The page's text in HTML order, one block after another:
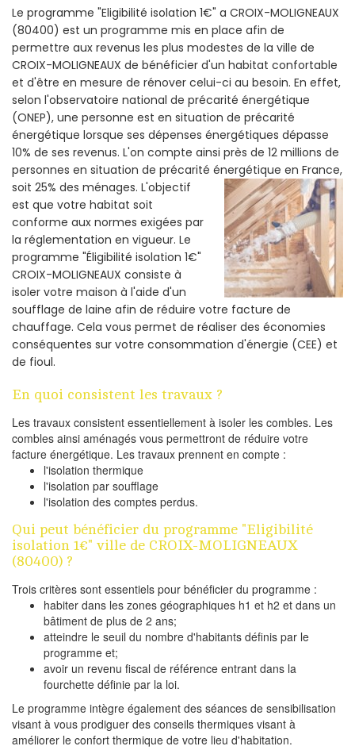
Le programme "Eligibilité isolation 1€" a CROIX-MOLIGNEAUX
(80400) est un programme mis en place afin de
permettre aux revenus les plus modestes de la ville de
CROIX-MOLIGNEAUX de bénéficier d'un habitat confortable
et d'être en mesure de rénover celui-ci au besoin. En effet,
selon l'observatoire national de précarité énergétique
(ONEP), une personne est en situation de précarité
énergétique lorsque ses dépenses énergétiques dépasse
10% de ses revenus. L'on compte ainsi près de 12 millions de
personnes en situation de précarité énergétique en France,
soit 25% des ménages. L'objectif
est que votre habitat soit
conforme aux normes exigées par
la réglementation en vigueur. Le
programme "Éligibilité isolation 1€"
CROIX-MOLIGNEAUX consiste à
isoler votre maison à l'aide d'un
soufflage de laine afin de réduire votre facture de
chauffage. Cela vous permet de réaliser des économies
conséquentes sur votre consommation d'énergie (CEE) et
de fioul.
En quoi consistent les travaux ?
Les travaux consistent essentiellement à isoler les combles. Les
combles ainsi aménagés vous permettront de réduire votre
facture énergétique. Les travaux prennent en compte :
l'isolation thermique
l'isolation par soufflage
l'isolation des comptes perdus.
Qui peut bénéficier du programme "Eligibilité
isolation 1€" ville de CROIX-MOLIGNEAUX
(80400) ?
Trois critères sont essentiels pour bénéficier du programme :
habiter dans les zones géographiques h1 et h2 et dans un
bâtiment de plus de 2 ans;
atteindre le seuil du nombre d'habitants définis par le
programme et;
avoir un revenu fiscal de référence entrant dans la
fourchette définie par la loi.
Le programme intègre également des séances de sensibilisation
visant à vous prodiguer des conseils thermiques visant à
améliorer le confort thermique de votre lieu d'habitation.